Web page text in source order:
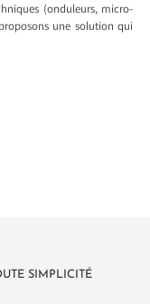
(onduleurs, micro-
une solution qui
SIMPLICITÉ